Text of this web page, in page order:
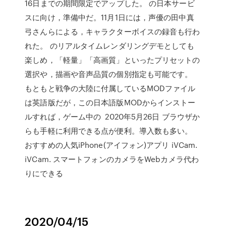
16日までの期間限定でアップした。 の日本サービ
スに向け，準備中だ。11月1日には，声優の田中真
弓さんらによる，キャラクターボイスの録音も行わ
れた。 のリアルタイムレンダリングデモとしても
楽しめ，「軽量」「高画質」といったプリセットの
選択や，描画や音声品質の個別指定も可能です。
もともと戦争の大陸に付属しているMODファイル
は英語版だが，この日本語版MODからインストー
ルすれば，ゲーム中の 2020年5月26日 ブラウザか
らも手軽に利用できる点が便利。導入数も多い。
おすすめの人気iPhone(アイフォン)アプリ iVCam.
iVCam. スマートフォンのカメラをWebカメラ代わ
りにできる
2020/04/15